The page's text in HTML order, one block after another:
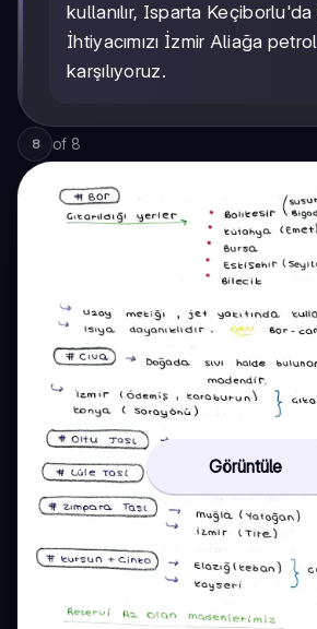
kullanılır, Isparta Keçiborlu'da
İhtiyacımızı İzmir Aliağa
karşılıyoruz.
8 of 8
Görüntüle